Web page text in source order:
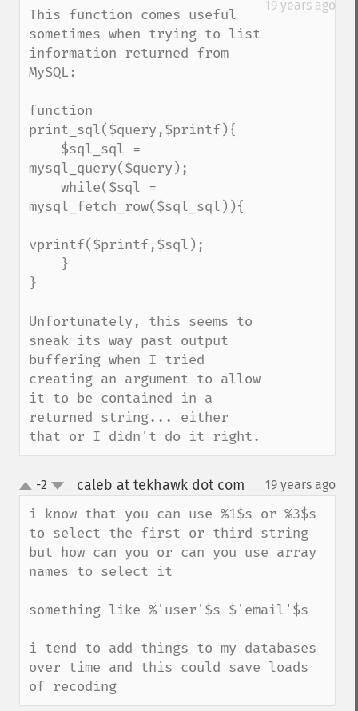
19 years ago
This function comes useful
sometimes when trying to list
information returned from
MySQL:
function
print_sql($query,$printf){
mysql_query($query);
mysql_fetch_row($sql_sql)){
vprintf($printf,$sql);
}
Unfortunately, this seems to
sneak its way past output
buffering when I tried
creating an argument to allow
it to be contained in a
returned string... either
that or I didn't do it right.
up
down
-2 caleb at tekhawk dot com 19 years ago
i know that you can use %1$s or %3$s
to select the first or third string
but how can you or can you use array
names to select it
something like %'user'$s $'email'$s
i tend to add things to my databases
over time and this could save loads
of recoding